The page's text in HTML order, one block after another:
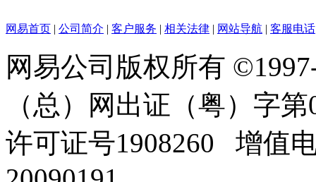
网易首页 | 公司简介 | 客户服务 | 相关法律 | 网站导航 | 客服电话
网易公司版权所有
（总）网出证（粤）字
许可证号1908260 增值